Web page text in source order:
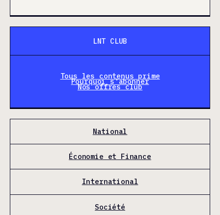
LNT CLUB
Tous les contenus prime
Pourquoi s'abonner
Nos offres club
National
Économie et Finance
International
Société